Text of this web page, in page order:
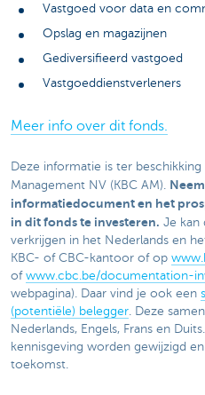
Vastgoed voor data en
Opslag en magazijnen
Gediversifieerd vastgoed
Vastgoeddienstverleners
Meer info over dit fonds.
Deze informatie is ter
Management NV (KBC AM).
informatiedocument en het
in dit fonds te investeren. Je kan
verkrijgen in het Nederlands en
KBC- of CBC-kantoor of op
of www.cbc.be/documentation-
webpagina). Daar vind je ook een
(potentiële) belegger . Deze
Nederlands, Engels, Frans en
kennisgeving worden gewijzigd
toekomst.